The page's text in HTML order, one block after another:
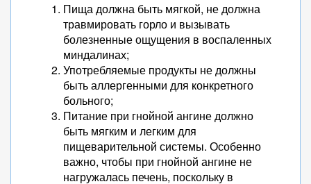
Пища должна быть мягкой, не должна
травмировать горло и вызывать
болезненные ощущения в воспаленных
миндалинах;
Употребляемые продукты не должны
быть аллергенными для конкретного
больного;
Питание при гнойной ангине должно
быть мягким и легким для
пищеварительной системы. Особенно
важно, чтобы при гнойной ангине не
нагружалась печень, поскольку в